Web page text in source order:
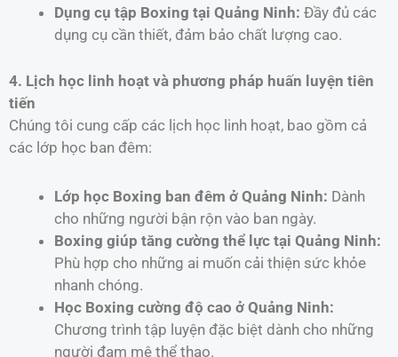
Dụng cụ tập Boxing tại Quảng Ninh: Đầy đủ các
dụng cụ cần thiết, đảm bảo chất lượng cao.
4. Lịch học linh hoạt và phương pháp huấn luyện tiên
tiến
Chúng tôi cung cấp các lịch học linh hoạt, bao gồm cả
các lớp học ban đêm:
Lớp học Boxing ban đêm ở Quảng Ninh: Dành
cho những người bận rộn vào ban ngày.
Boxing giúp tăng cường thể lực tại Quảng Ninh:
Phù hợp cho những ai muốn cải thiện sức khỏe
nhanh chóng.
Học Boxing cường độ cao ở Quảng Ninh:
Chương trình tập luyện đặc biệt dành cho những
người đam mê thể thao.